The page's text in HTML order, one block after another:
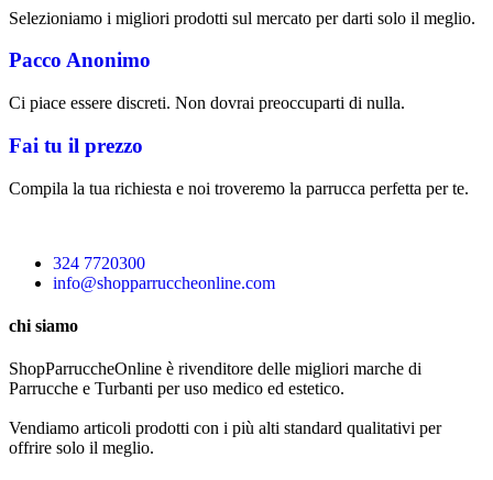
Selezioniamo i migliori prodotti sul mercato per darti solo il meglio.
Pacco Anonimo
Ci piace essere discreti. Non dovrai preoccuparti di nulla.
Fai tu il prezzo
Compila la tua richiesta e noi troveremo la parrucca perfetta per te.
324 7720300
info@shopparruccheonline.com
chi siamo
ShopParruccheOnline è rivenditore delle migliori marche di
Parrucche e Turbanti per uso medico ed estetico.
Vendiamo articoli prodotti con i più alti standard qualitativi per
offrire solo il meglio.